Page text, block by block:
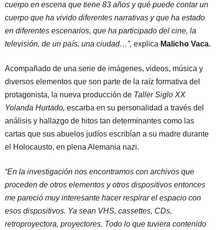
cuerpo en escena que tiene 83 años y qué puede contar un
cuerpo que ha vivido diferentes narrativas y que ha estado
en diferentes escenarios, que ha participado del cine, la
televisión, de un país, una ciudad…”, explica Malicho Vaca.
Acompañado de una serie de imágenes, videos, música y
diversos elementos que son parte de la raíz formativa del
protagonista, la nueva producción de Taller Siglo XX
Yolanda Hurtado, escarba en su personalidad a través del
análisis y hallazgo de hitos tan determinantes como las
cartas que sus abuelos judíos escribían a su madre durante
el Holocausto, en plena Alemania nazi.
“En la investigación nos encontramos con archivos que
proceden de otros elementos y otros dispositivos entonces
me pareció muy interesante hacer respirar el espacio con
esos dispositivos. Ya sean VHS, cassettes, CDs,
retroproyectora, proyectores. Todo lo que tuviera contenido